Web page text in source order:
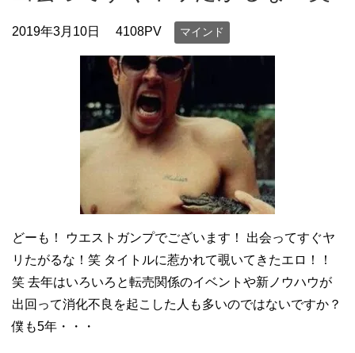
2019年3月10日 4108PV マインド
どーも！ ウエストガンプでございます！ 出会ってすぐヤ
リたがるな！笑 タイトルに惹かれて覗いてきたエロ！！
笑 去年はいろいろと転売関係のイベントや新ノウハウが
出回って消化不良を起こした人も多いのではないですか？
僕も5年・・・